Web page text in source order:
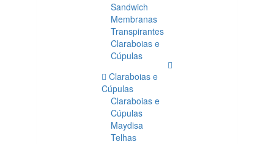
Sandwich
Membranas
Transpirantes
Claraboias e
Cúpulas
Claraboias e
Cúpulas
Claraboias e
Cúpulas
Maydisa
Telhas